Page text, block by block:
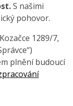
S našimi
pohovor.
1289/7,
plnění budoucí